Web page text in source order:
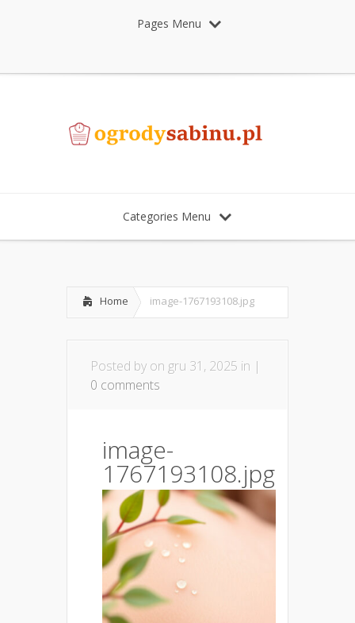
Pages Menu
Categories Menu
Home image-1767193108.jpg
Posted by on gru 31, 2025 in |
0 comments
image-
1767193108.jpg